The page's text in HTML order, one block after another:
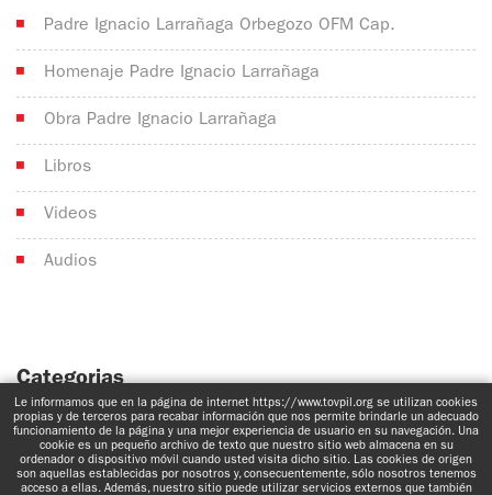
Padre Ignacio Larrañaga Orbegozo OFM Cap.
Homenaje Padre Ignacio Larrañaga
Obra Padre Ignacio Larrañaga
Libros
Videos
Audios
Categorias
No hay categorías
Le informamos que en la página de internet https://www.tovpil.org se utilizan cookies
propias y de terceros para recabar información que nos permite brindarle un adecuado
funcionamiento de la página y una mejor experiencia de usuario en su navegación. Una
cookie es un pequeño archivo de texto que nuestro sitio web almacena en su
ordenador o dispositivo móvil cuando usted visita dicho sitio. Las cookies de origen
son aquellas establecidas por nosotros y, consecuentemente, sólo nosotros tenemos
acceso a ellas. Además, nuestro sitio puede utilizar servicios externos que también